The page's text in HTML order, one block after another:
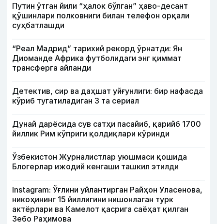
Путин ўтган йили “ҳалок бўлган” ҳаво-десант
қўшинлари полковниги билан телефон орқали
суҳбатлашди
“Реал Мадрид” тарихий рекорд ўрнатди: Ян
Диоманде Африка футболидаги энг қиммат
трансферга айланди
Детектив, сир ва даҳшат уйғунлиги: бир нафасда
кўриб тугатиладиган 3 та сериал
Дунай дарёсида сув сатҳи пасайиб, қарийб 1700
йиллик Рим кўприги қолдиқлари кўринди
Ўзбекистон Журналистлар уюшмаси қошида
Блогерлар ижодий кенгаши ташкил этилди
Instagram: Ўғлини уйлантирган Райҳон Уласенова,
никоҳининг 15 йиллигини нишонлаган турк
актёрлари ва Камелот қасрига саёҳат қилган
Зебо Раҳимова